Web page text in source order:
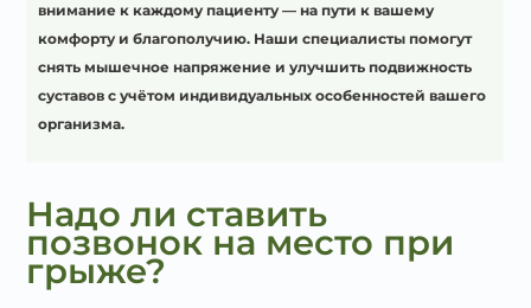
внимание к каждому пациенту — на пути к вашему
комфорту и благополучию. Наши специалисты помогут
снять мышечное напряжение и улучшить подвижность
суставов с учётом индивидуальных особенностей вашего
организма.
Надо ли ставить
позвонок на место при
грыже?